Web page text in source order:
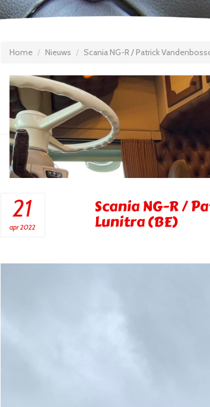
Home Nieuws Scania NG-R / Patrick
21
apr 2022
Scania NG-R /
Lunitra (BE)